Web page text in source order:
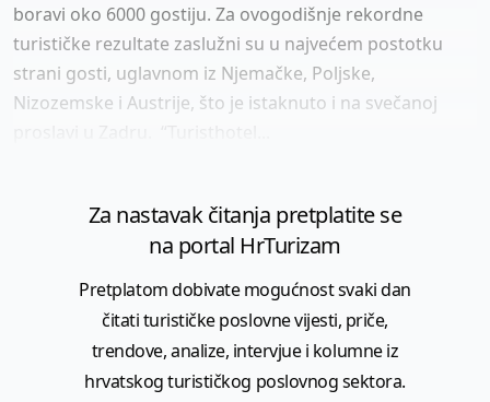
boravi oko 6000 gostiju. Za ovogodišnje rekordne
turističke rezultate zaslužni su u najvećem postotku
strani gosti, uglavnom iz Njemačke, Poljske,
Nizozemske i Austrije, što je istaknuto i na svečanoj
Za nastavak čitanja pretplatite se
na portal HrTurizam
Pretplatom dobivate mogućnost svaki dan
čitati turističke poslovne vijesti, priče,
trendove, analize, intervjue i kolumne iz
hrvatskog turističkog poslovnog sektora.